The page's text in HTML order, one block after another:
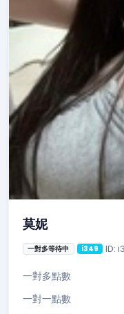
莫妮
一對多等待中 i349 ID:
一對多點數
一對一點數